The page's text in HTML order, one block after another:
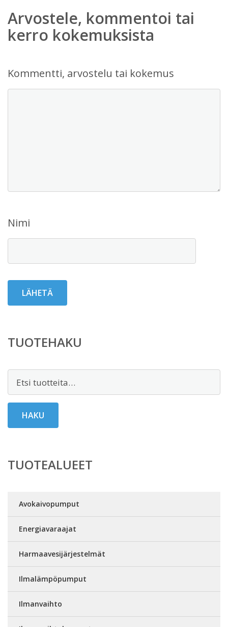
Arvostele, kommentoi tai
kerro kokemuksista
Kommentti, arvostelu tai kokemus
Nimi
TUOTEHAKU
HAKU
TUOTEALUEET
Avokaivopumput
Energiavaraajat
Harmaavesijärjestelmät
Ilmalämpöpumput
Ilmanvaihto